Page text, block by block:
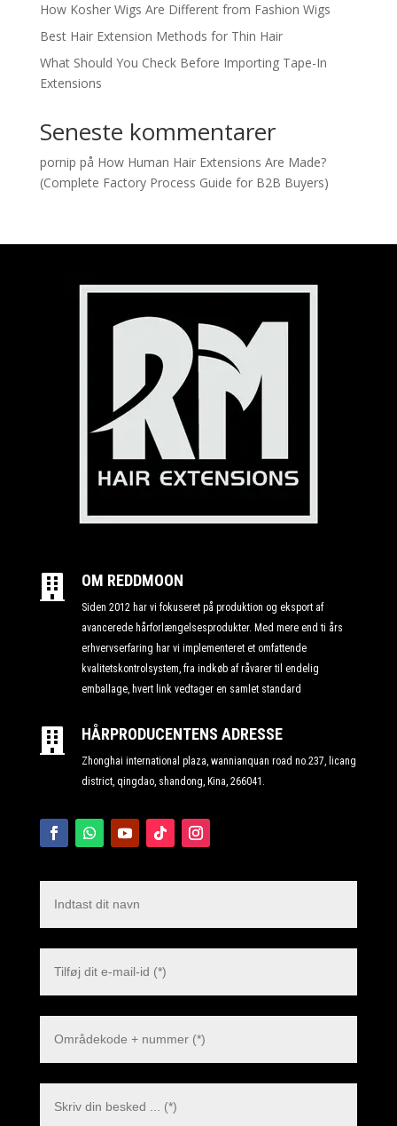
How Kosher Wigs Are Different from Fashion Wigs
Best Hair Extension Methods for Thin Hair
What Should You Check Before Importing Tape-In
Extensions
Seneste kommentarer
pornip på How Human Hair Extensions Are Made?
(Complete Factory Process Guide for B2B Buyers)
 OM REDDMOON
Siden 2012 har vi fokuseret på produktion og eksport af
avancerede hårforlængelsesprodukter. Med mere end ti års
erhvervserfaring har vi implementeret et omfattende
kvalitetskontrolsystem, fra indkøb af råvarer til endelig
emballage, hvert link vedtager en samlet standard
 HÅRPRODUCENTENS ADRESSE
Zhonghai international plaza, wannianquan road no.237, licang
district, qingdao, shandong, Kina, 266041.